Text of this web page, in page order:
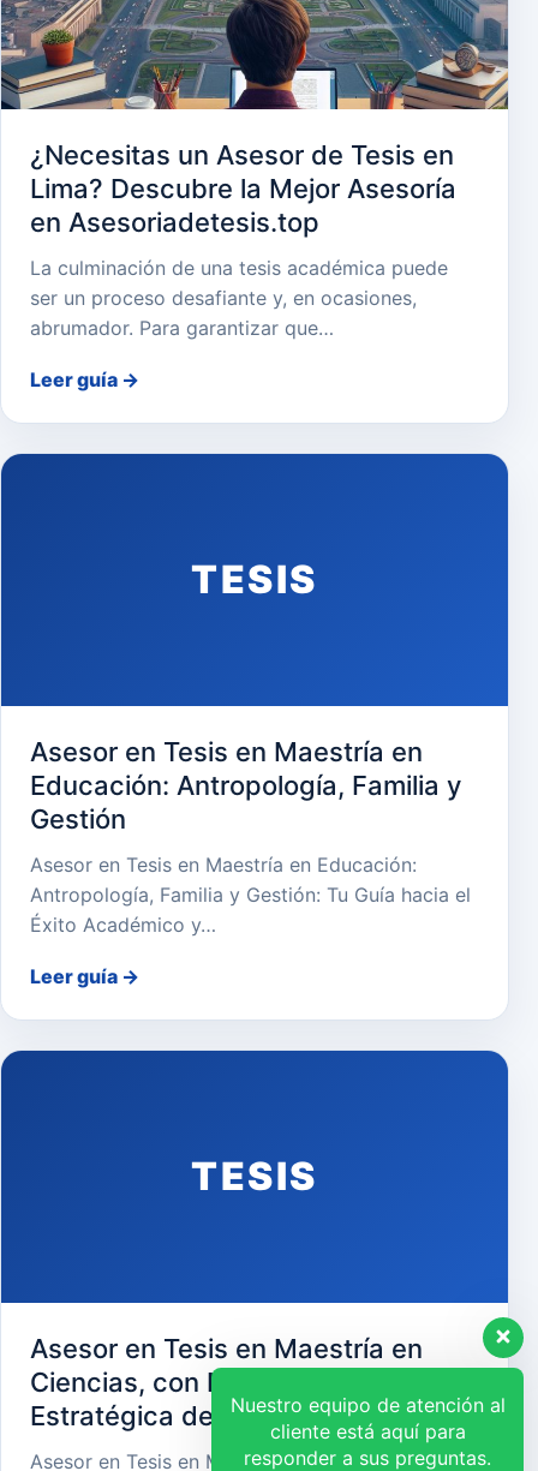
¿Necesitas un Asesor de Tesis en
Lima? Descubre la Mejor Asesoría
en Asesoriadetesis.top
La culminación de una tesis académica puede
ser un proceso desafiante y, en ocasiones,
abrumador. Para garantizar que…
Leer guía →
TESIS
Asesor en Tesis en Maestría en
Educación: Antropología, Familia y
Gestión
Asesor en Tesis en Maestría en Educación:
Antropología, Familia y Gestión: Tu Guía hacia el
Éxito Académico y…
Leer guía →
TESIS
Asesor en Tesis en Maestría en
Ciencias, con Mención en Gerencia
Estratégica de Recursos Humanos
Asesor en Tesis en Maestría en Ciencias, con
Nuestro equipo de atención al
cliente está aquí para
responder a sus preguntas.